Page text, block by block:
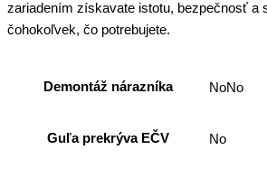
zariadením získavate istotu, bezpečnosť a
čohokoľvek, čo potrebujete.
Demontáž nárazníka NoNo
Guľa prekrýva EČV No